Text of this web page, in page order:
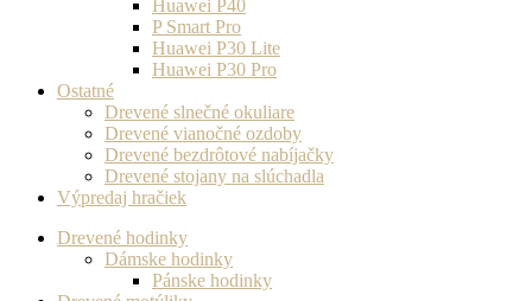
Huawei P40
P Smart Pro
Huawei P30 Lite
Huawei P30 Pro
Ostatné
Drevené slnečné okuliare
Drevené vianočné ozdoby
Drevené bezdrôtové nabíjačky
Drevené stojany na slúchadla
Výpredaj hračiek
Drevené hodinky
Dámske hodinky
Pánske hodinky